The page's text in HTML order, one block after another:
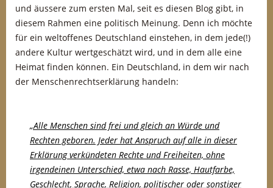
und äussere zum ersten Mal, seit es diesen Blog gibt, in
diesem Rahmen eine politisch Meinung. Denn ich möchte
für ein weltoffenes Deutschland einstehen, in dem jede(!)
andere Kultur wertgeschätzt wird, und in dem alle eine
Heimat finden können. Ein Deutschland, in dem wir nach
der Menschenrechtserklärung handeln:
„Alle Menschen sind frei und gleich an Würde und
Rechten geboren. Jeder hat Anspruch auf alle in dieser
Erklärung verkündeten Rechte und Freiheiten, ohne
irgendeinen Unterschied, etwa nach Rasse, Hautfarbe,
Geschlecht, Sprache, Religion, politischer oder sonstiger